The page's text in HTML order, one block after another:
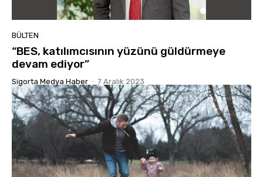
BÜLTEN
“BES, katılımcısının yüzünü güldürmeye
devam ediyor”
Sigorta Medya Haber - 7 Aralık 2023